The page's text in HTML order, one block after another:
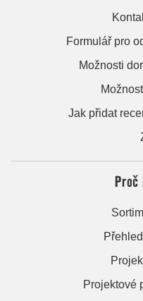
Formulář pro
Možnosti
Jak přidat
Proč
Projektové